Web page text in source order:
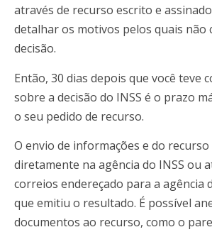
através de recurso escrito e
detalhar os motivos pelos quais não
decisão.
Então, 30 dias depois que você teve
sobre a decisão do INSS é o prazo
o seu pedido de recurso.
O envio de informações e do
diretamente na agência do INSS ou
correios endereçado para a agência
que emitiu o resultado. É possível
documentos ao recurso, como o